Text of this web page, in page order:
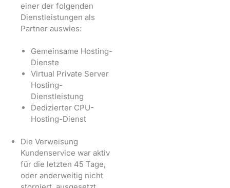
einer der folgenden
Dienstleistungen als
Partner auswies:
Gemeinsame Hosting-
Dienste
Virtual Private Server
Hosting-
Dienstleistung
Dedizierter CPU-
Hosting-Dienst
Die Verweisung
Kundenservice war aktiv
für die letzten 45 Tage,
oder anderweitig nicht